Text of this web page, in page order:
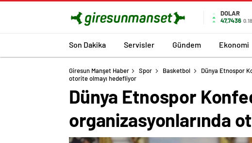
DOLAR
47,7436
Son Dakika Servisler Gündem Ekonomi
Giresun Manşet Haber Spor Basketbol
Dünya Etnospor
otorite olmayı hedefliyor
Dünya Etnospor
organizasyonlarında